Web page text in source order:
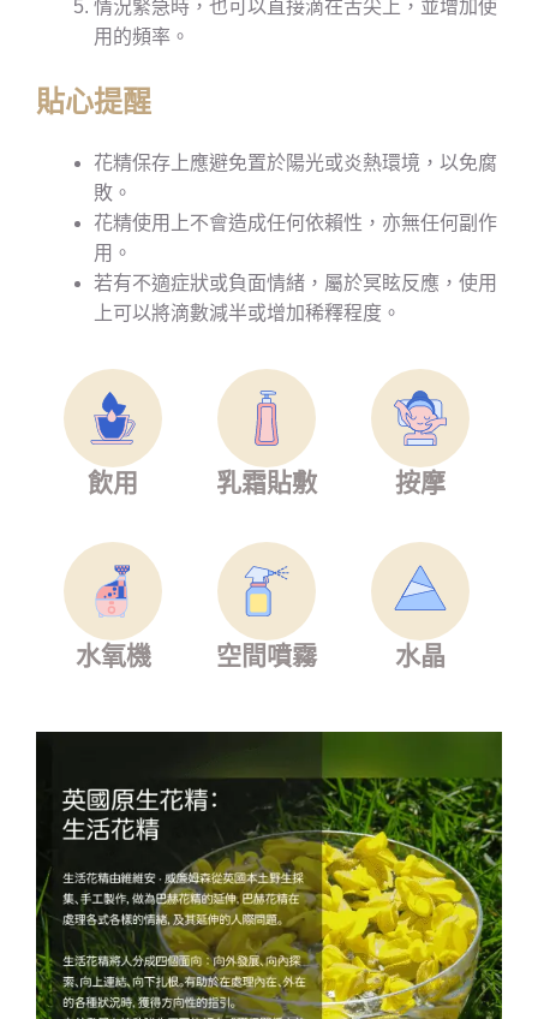
情況緊急時，也可以直接滴在舌尖上，並增加使
用的頻率。
貼心提醒
花精保存上應避免置於陽光或炎熱環境，以免腐
敗。
花精使用上不會造成任何依賴性，亦無任何副作
用。
若有不適症狀或負面情緒，屬於冥眩反應，使用
上可以將滴數減半或增加稀釋程度。
飲用 乳霜貼敷 按摩
水氧機 空間噴霧 水晶